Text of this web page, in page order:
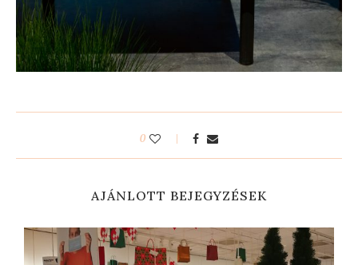
0
AJÁNLOTT BEJEGYZÉSEK